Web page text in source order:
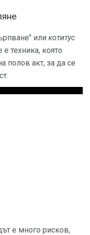
или котитус
техника, която
полов акт, за да се
е много рисков,